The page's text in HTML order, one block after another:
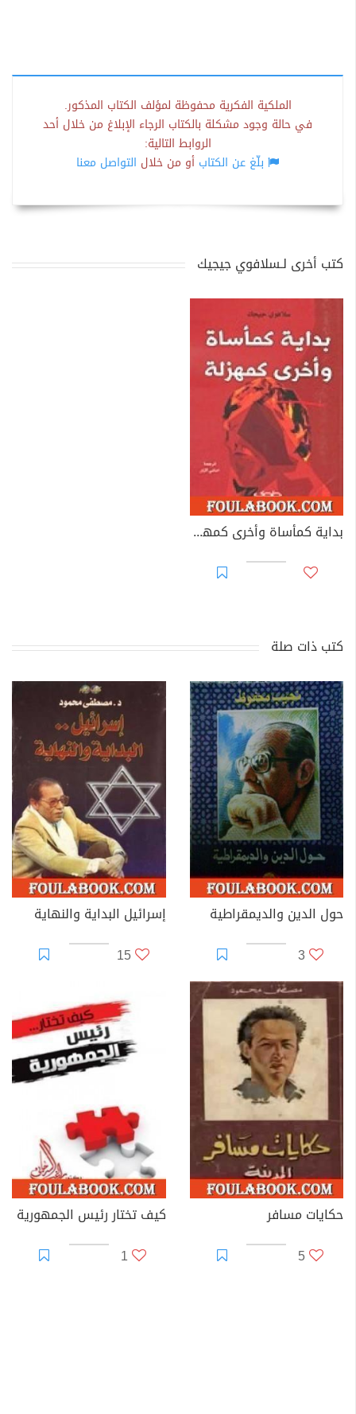
الملكية الفكرية محفوظة لمؤلف الكتاب المذكور.
في حالة وجود مشكلة بالكتاب الرجاء الإبلاغ من خلال أحد
الروابط التالية:
بلّغ عن الكتاب أو من خلال التواصل معنا
كتب أخرى لـسلافوي جيجيك
بداية كمأساة وأخرى كمهزلة
كتب ذات صلة
حول الدين والديمقراطية
3
إسرائيل البداية والنهاية
15
حكايات مسافر
5
كيف تختار رئيس الجمهورية
1